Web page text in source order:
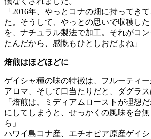
「2016年、やっとコナの畑に持ってき
た。そうして、やっとの思いで収穫し
を、ナチュラル製法で加工。それがコ
たんだから、感慨もひとしおだよね」
焙煎はほどほどに
ゲイシャ種の味の特徴は、フルーティ
アロマ、そして口当たりだと、ダグラス
「焙煎は、ミディアムローストが理想
にしてしまうと、せっかくの風味を台
ら」
ハワイ島コナ産、エチオピア原産ゲイ